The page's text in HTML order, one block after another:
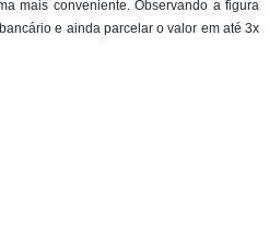
mais conveniente. Observando a figura
e ainda parcelar o valor em até 3x